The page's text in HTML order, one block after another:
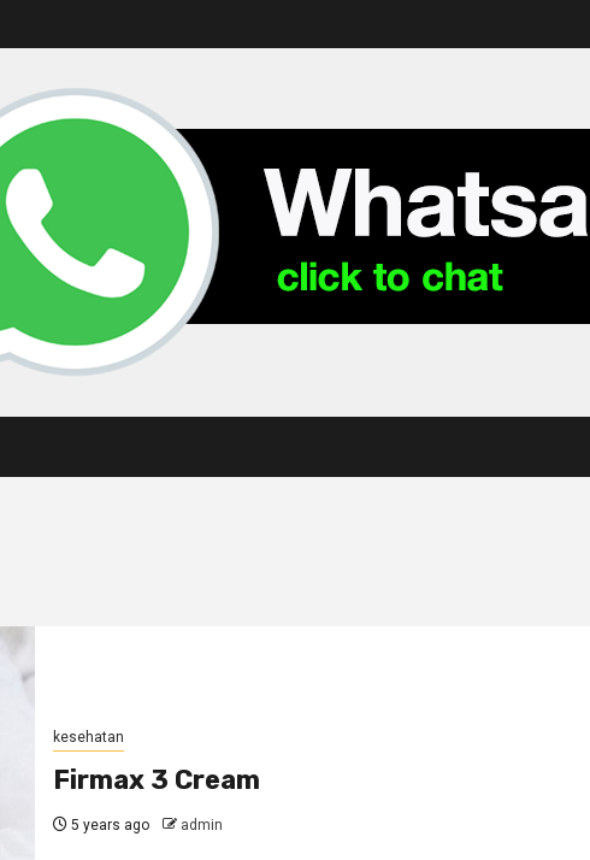
kesehatan
Firmax 3 Cream
5 years ago admin